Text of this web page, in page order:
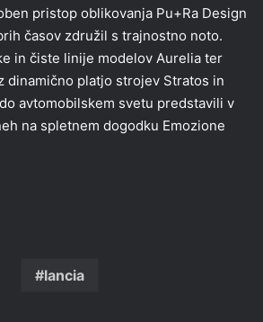
pristop oblikovanja Pu+Ra Design
časov združil s trajnostno noto.
in čiste linije modelov Aurelia ter
dinamično platjo strojev Stratos in
avtomobilskem svetu predstavili v
na spletnem dogodku Emozione
lancia